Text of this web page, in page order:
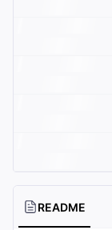
README